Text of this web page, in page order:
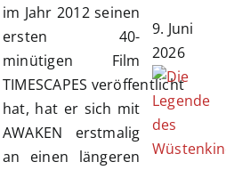
im Jahr 2012 seinen
ersten 40-
minütigen Film
TIMESCAPES veröffentlicht
hat, hat er sich mit
AWAKEN erstmalig
an einen längeren
9. Juni
2026